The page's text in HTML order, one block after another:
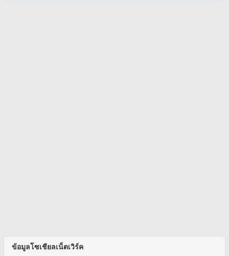
ข้อมูลโซเชียลเน็ตเวิร์ค